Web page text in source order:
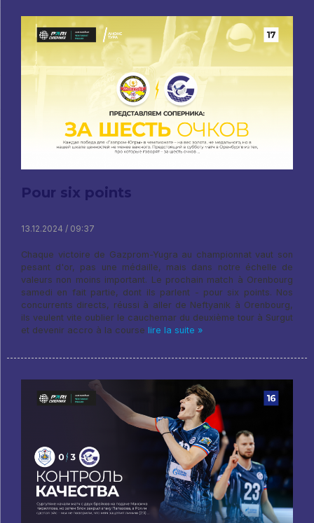
Pour six points
13.12.2024 / 09:37
Chaque victoire de Gazprom-Yugra au championnat vaut son
pesant d'or, pas une médaille, mais dans notre échelle de
valeurs non moins important. Le prochain match à Orenbourg
samedi en fait partie, dont ils parlent - pour six points. Nos
concurrents directs, réussi à aller de Neftyanik à Orenbourg,
ils veulent vite oublier le cauchemar du deuxième tour à Surgut
et devenir accro à la course lire la suite »